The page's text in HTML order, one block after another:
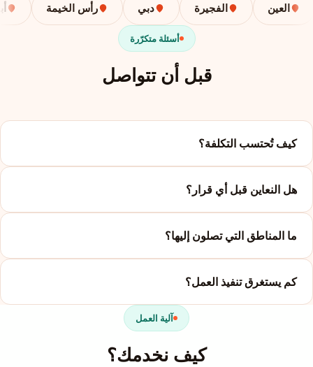
العين الفجيرة دبي رأس الخيمة
أسئلة متكرّرة
قبل أن تتواصل
كيف تُحتسب التكلفة؟
هل النعاين قبل أي قرار؟
ما المناطق التي تصلون إليها؟
كم يستغرق تنفيذ العمل؟
آلية العمل
كيف نخدمك؟